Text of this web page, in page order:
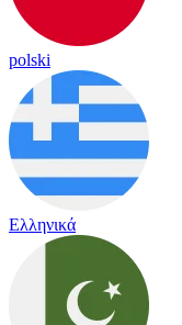
polski
Ελληνικά